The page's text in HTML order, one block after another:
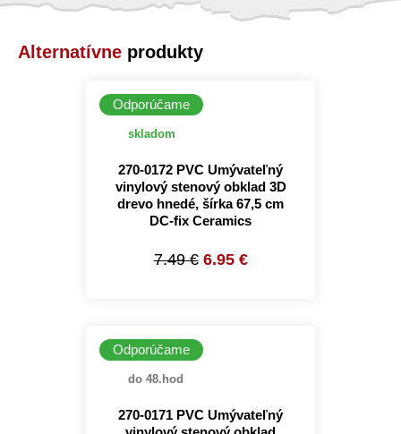
Alternatívne produkty
Odporúčame
skladom
270-0172 PVC Umývateľný
vinylový stenový obklad 3D
drevo hnedé, šírka 67,5 cm
DC-fix Ceramics
7.49 € 6.95 €
Odporúčame
do 48.hod
270-0171 PVC Umývateľný